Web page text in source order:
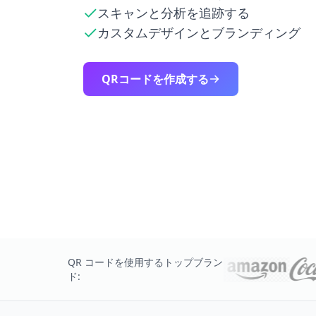
スキャンと分析を追跡する
カスタムデザインとブランディング
QRコードを作成する
QR コードを使用するトップブラン
ド: